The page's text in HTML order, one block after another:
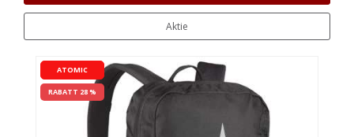
Aktie
ATOMIC
RABATT 28 %